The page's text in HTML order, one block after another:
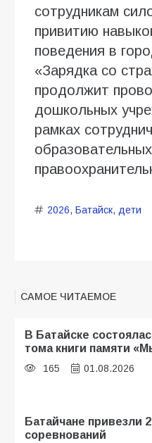
сотрудникам
привитию
поведения в
«Зарядка со
продолжит
дошкольных
рамках
2026, Батайск, дети
САМОЕ ЧИТАЕМОЕ
В Батайске
тома книги памяти
165 01.08.2026
Батайчане привезли
соревнований